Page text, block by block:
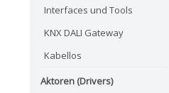
Interfaces und Tools
KNX DALI Gateway
Kabellos
Aktoren (Drivers)